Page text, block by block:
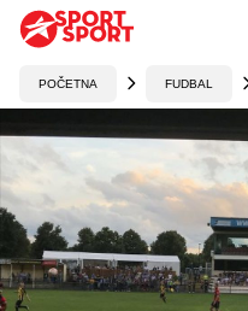
POČETNA FUDBAL